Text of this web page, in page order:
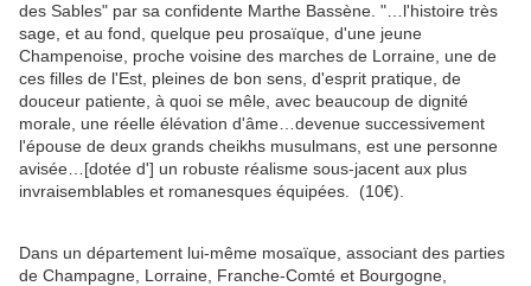
des Sables" par sa confidente Marthe Bassène. "…l'histoire très
sage, et au fond, quelque peu prosaïque, d'une jeune
Champenoise, proche voisine des marches de Lorraine, une de
ces filles de l'Est, pleines de bon sens, d'esprit pratique, de
douceur patiente, à quoi se mêle, avec beaucoup de dignité
morale, une réelle élévation d'âme…devenue successivement
l'épouse de deux grands cheikhs musulmans, est une personne
avisée…[dotée d'] un robuste réalisme sous-jacent aux plus
invraisemblables et romanesques équipées. (10€).
Dans un département lui-même mosaïque, associant des parties
de Champagne, Lorraine, Franche-Comté et Bourgogne,